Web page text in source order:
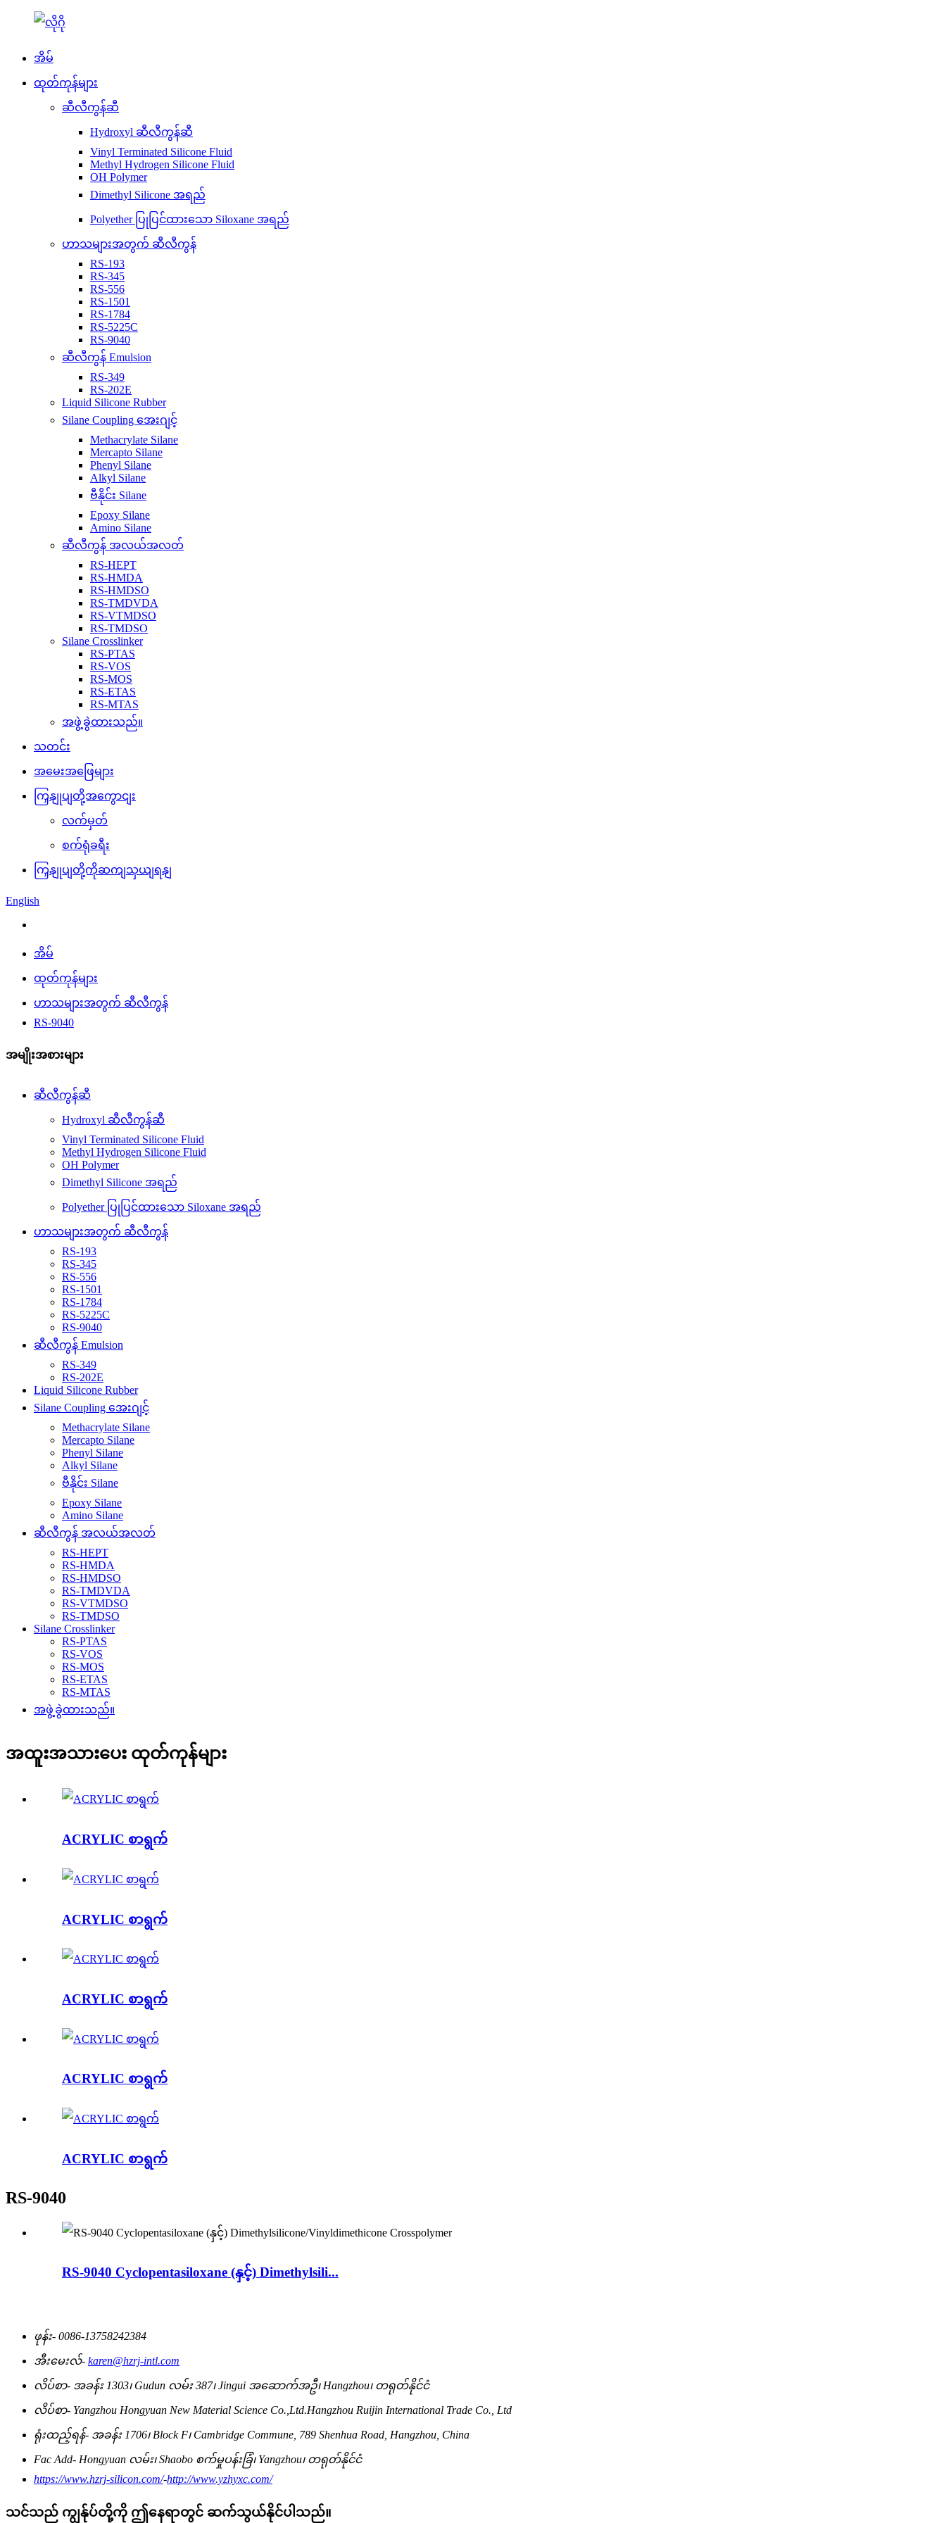
အိမ်
ထုတ်ကုန်များ
ဆီလီကွန်ဆီ
Hydroxyl ဆီလီကွန်ဆီ
Vinyl Terminated Silicone Fluid
Methyl Hydrogen Silicone Fluid
OH Polymer
Dimethyl Silicone အရည်
Polyether ပြုပြင်ထားသော Siloxane အရည်
ဟာသများအတွက် ဆီလီကွန်
RS-193
RS-345
RS-556
RS-1501
RS-1784
RS-5225C
RS-9040
ဆီလီကွန် Emulsion
RS-349
RS-202E
Liquid Silicone Rubber
Silane Coupling အေးဂျင့်
Methacrylate Silane
Mercapto Silane
Phenyl Silane
Alkyl Silane
ဗီနိုင်း Silane
Epoxy Silane
Amino Silane
ဆီလီကွန် အလယ်အလတ်
RS-HEPT
RS-HMDA
RS-HMDSO
RS-TMDVDA
RS-VTMDSO
RS-TMDSO
Silane Crosslinker
RS-PTAS
RS-VOS
RS-MOS
RS-ETAS
RS-MTAS
အဖွဲ့ခွဲထားသည်။
သတင်း
အမေးအဖြေများ
ကြှနျုပျတို့အကွောငျး
လက်မှတ်
စက်ရုံခရီး
ကြှနျုပျတို့ကိုဆကျသှယျရနျ
English
အိမ်
ထုတ်ကုန်များ
ဟာသများအတွက် ဆီလီကွန်
RS-9040
အမျိုးအစားများ
ဆီလီကွန်ဆီ
Hydroxyl ဆီလီကွန်ဆီ
Vinyl Terminated Silicone Fluid
Methyl Hydrogen Silicone Fluid
OH Polymer
Dimethyl Silicone အရည်
Polyether ပြုပြင်ထားသော Siloxane အရည်
ဟာသများအတွက် ဆီလီကွန်
RS-193
RS-345
RS-556
RS-1501
RS-1784
RS-5225C
RS-9040
ဆီလီကွန် Emulsion
RS-349
RS-202E
Liquid Silicone Rubber
Silane Coupling အေးဂျင့်
Methacrylate Silane
Mercapto Silane
Phenyl Silane
Alkyl Silane
ဗီနိုင်း Silane
Epoxy Silane
Amino Silane
ဆီလီကွန် အလယ်အလတ်
RS-HEPT
RS-HMDA
RS-HMDSO
RS-TMDVDA
RS-VTMDSO
RS-TMDSO
Silane Crosslinker
RS-PTAS
RS-VOS
RS-MOS
RS-ETAS
RS-MTAS
အဖွဲ့ခွဲထားသည်။
အထူးအသားပေး ထုတ်ကုန်များ
ACRYLIC စာရွက်
ACRYLIC စာရွက်
ACRYLIC စာရွက်
ACRYLIC စာရွက်
ACRYLIC စာရွက်
RS-9040
RS-9040 Cyclopentasiloxane (နှင့်) Dimethylsili...
ဖုန်း- 0086-13758242384
အီးမေးလ်- karen@hzrj-intl.com
လိပ်စာ- အခန်း 1303၊ Gudun လမ်း 387၊ Jingui အဆောက်အဦ၊ Hangzhou၊ တရုတ်နိုင်ငံ
လိပ်စာ- Yangzhou Hongyuan New Material Science Co.,Ltd.Hangzhou Ruijin International Trade Co., Ltd
ရုံးထည့်ရန်- အခန်း 1706၊ Block F၊ Cambridge Commune, 789 Shenhua Road, Hangzhou, China
Fac Add- Hongyuan လမ်း၊ Shaobo စက်မှုပန်းခြံ၊ Yangzhou၊ တရုတ်နိုင်ငံ
https://www.hzrj-silicon.com/-http://www.yzhyxc.com/
သင်သည် ကျွန်ုပ်တို့ကို ဤနေရာတွင် ဆက်သွယ်နိုင်ပါသည်။